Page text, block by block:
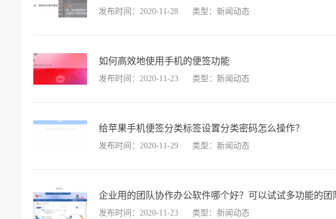
发布时间：2020-11-28 类型：新闻动态
如何高效地使用手机的便签功能
发布时间：2020-11-23 类型：新闻动态
给苹果手机便签分类标签设置分类密码怎么操作？
发布时间：2020-11-29 类型：新闻动态
企业用的团队协作办公软件哪个好？可以试试多功能的团
发布时间：2020-11-23 类型：新闻动态